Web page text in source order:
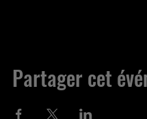
Partager cet